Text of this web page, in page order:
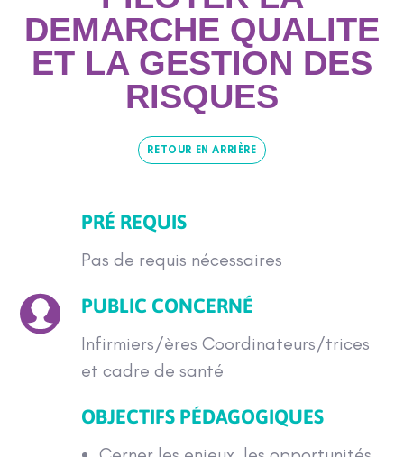
DEMARCHE QUALITE
ET LA GESTION DES
RISQUES
RETOUR EN ARRIÈRE
PRÉ REQUIS
Pas de requis nécessaires
PUBLIC CONCERNÉ
Infirmiers/ères Coordinateurs/trices
et cadre de santé
OBJECTIFS PÉDAGOGIQUES